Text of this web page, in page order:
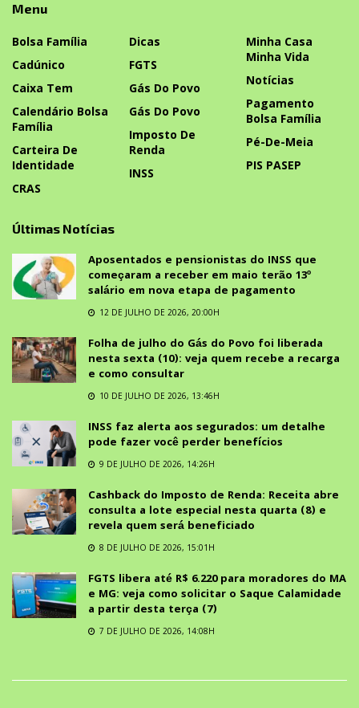
Menu
Bolsa Família
Cadúnico
Caixa Tem
Calendário Bolsa
Família
Carteira De
Identidade
CRAS
Dicas
FGTS
Gás Do Povo
Gás Do Povo
Imposto De
Renda
INSS
Minha Casa
Minha Vida
Notícias
Pagamento
Bolsa Família
Pé-De-Meia
PIS PASEP
Últimas Notícias
Aposentados e pensionistas do INSS que
começaram a receber em maio terão 13º
salário em nova etapa de pagamento
12 DE JULHO DE 2026, 20:00H
Folha de julho do Gás do Povo foi liberada
nesta sexta (10): veja quem recebe a recarga
e como consultar
10 DE JULHO DE 2026, 13:46H
INSS faz alerta aos segurados: um detalhe
pode fazer você perder benefícios
9 DE JULHO DE 2026, 14:26H
Cashback do Imposto de Renda: Receita abre
consulta a lote especial nesta quarta (8) e
revela quem será beneficiado
8 DE JULHO DE 2026, 15:01H
FGTS libera até R$ 6.220 para moradores do MA
e MG: veja como solicitar o Saque Calamidade
a partir desta terça (7)
7 DE JULHO DE 2026, 14:08H